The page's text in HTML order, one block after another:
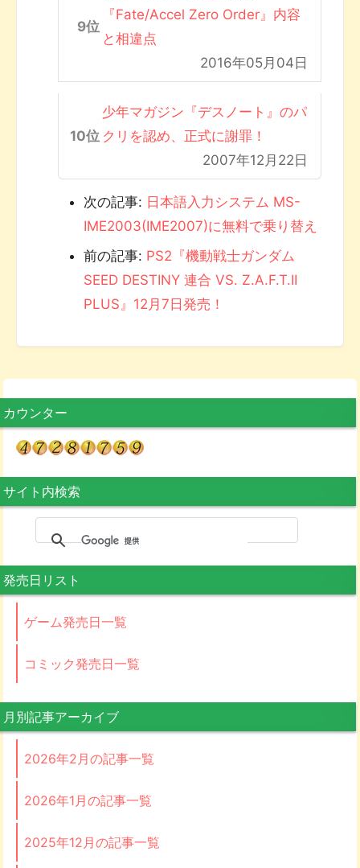
『Fate/Accel Zero Order』内容
と相違点
2016年05月04日
少年マガジン『デスノート』のパ
クリを認め、正式に謝罪！
2007年12月22日
次の記事: 日本語入力システム MS-
IME2003(IME2007)に無料で乗り替え
前の記事: PS2『機動戦士ガンダム
SEED DESTINY 連合 VS. Z.A.F.T.II
PLUS』12月7日発売！
カウンター
サイト内検索
発売日リスト
ゲーム発売日一覧
コミック発売日一覧
月別記事アーカイブ
2026年2月の記事一覧
2026年1月の記事一覧
2025年12月の記事一覧